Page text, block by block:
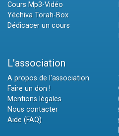
Cours Mp3-Vidéo
Yéchiva Torah-Box
Dédicacer un cours
L'association
A propos de l'association
Faire un don !
Mentions légales
Nous contacter
Aide (FAQ)